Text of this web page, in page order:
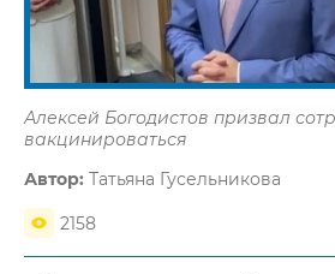
Алексей Богодистов призвал
вакцинироваться
Автор: Татьяна Гусельникова
2158